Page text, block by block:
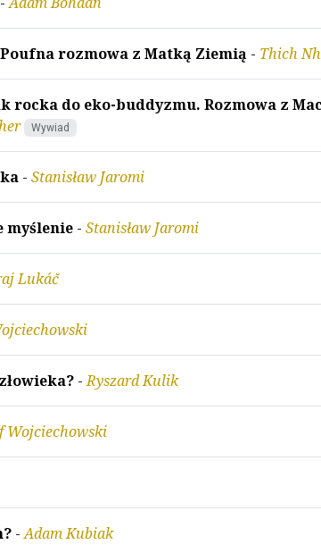
rozmowa z Matką Ziemią - Thich
rocka do eko-buddyzmu. Rozmowa z
Wywiad
- Stanisław Jaromi
myślenie - Stanisław Jaromi
Lukáč
-Ryszard Kulik
Wojciechowski
-Adam Kubiak